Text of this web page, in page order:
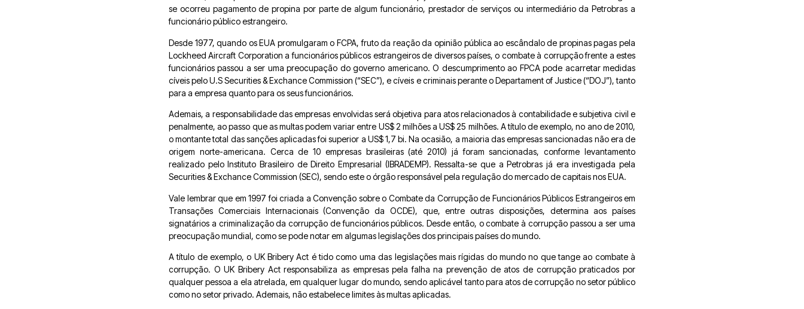
se ocorreu pagamento de propina por parte de algum funcionário, prestador de serviços ou intermediário da Petrobras a
funcionário público estrangeiro.
Desde 1977, quando os EUA promulgaram o FCPA, fruto da reação da opinião pública ao escândalo de propinas pagas pela
Lockheed Aircraft Corporation a funcionários públicos estrangeiros de diversos países, o combate à corrupção frente a estes
funcionários passou a ser uma preocupação do governo americano. O descumprimento ao FPCA pode acarretar medidas
cíveis pelo U.S Securities & Exchance Commission (“SEC”), e cíveis e criminais perante o Departament of Justice (“DOJ”), tanto
para a empresa quanto para os seus funcionários.
Ademais, a responsabilidade das empresas envolvidas será objetiva para atos relacionados à contabilidade e subjetiva civil e
penalmente, ao passo que as multas podem variar entre US$ 2 milhões a US$ 25 milhões. A título de exemplo, no ano de 2010,
o montante total das sanções aplicadas foi superior a US$ 1,7 bi. Na ocasião, a maioria das empresas sancionadas não era de
origem norte-americana. Cerca de 10 empresas brasileiras (até 2010) já foram sancionadas, conforme levantamento
realizado pelo Instituto Brasileiro de Direito Empresarial (IBRADEMP). Ressalta-se que a Petrobras já era investigada pela
Securities & Exchance Commission (SEC), sendo este o órgão responsável pela regulação do mercado de capitais nos EUA.
Vale lembrar que em 1997 foi criada a Convenção sobre o Combate da Corrupção de Funcionários Públicos Estrangeiros em
Transações Comerciais Internacionais (Convenção da OCDE), que, entre outras disposições, determina aos países
signatários a criminalização da corrupção de funcionários públicos. Desde então, o combate à corrupção passou a ser uma
preocupação mundial, como se pode notar em algumas legislações dos principais países do mundo.
A título de exemplo, o UK Bribery Act é tido como uma das legislações mais rígidas do mundo no que tange ao combate à
corrupção. O UK Bribery Act responsabiliza as empresas pela falha na prevenção de atos de corrupção praticados por
qualquer pessoa a ela atrelada, em qualquer lugar do mundo, sendo aplicável tanto para atos de corrupção no setor público
como no setor privado. Ademais, não estabelece limites às multas aplicadas.